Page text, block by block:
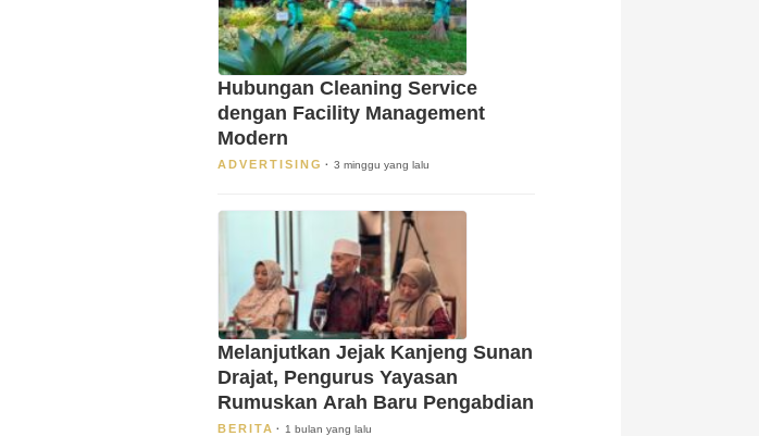
Hubungan Cleaning Service
dengan Facility Management
Modern
ADVERTISING 3 minggu yang lalu
Melanjutkan Jejak Kanjeng Sunan
Drajat, Pengurus Yayasan
Rumuskan Arah Baru Pengabdian
BERITA 1 bulan yang lalu